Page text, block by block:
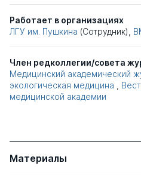
Работает в организациях
ЛГУ им. Пушкина (Сотрудник),
Член редколлегии/совета
Медицинский академический
экологическая медицина
медицинской академии
Материалы